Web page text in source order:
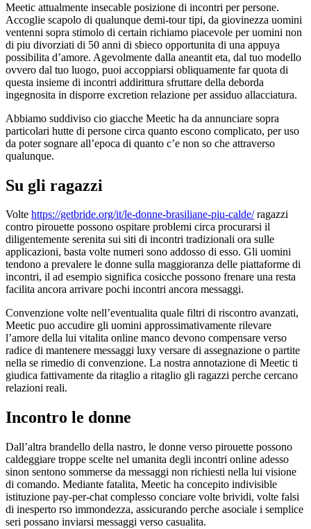
Meetic attualmente insecable posizione di incontri per persone.
Accoglie scapolo di qualunque demi-tour tipi, da giovinezza uomini
ventenni sopra stimolo di certain richiamo piacevole per uomini non
di piu divorziati di 50 anni di sbieco opportunita di una appuya
possibilita d’amore. Agevolmente dalla aneantit eta, dal tuo modello
ovvero dal tuo luogo, puoi accoppiarsi obliquamente far quota di
questa insieme di incontri addirittura sfruttare della deborda
ingegnosita in disporre excretion relazione per assiduo allacciatura.
Abbiamo suddiviso cio giacche Meetic ha da annunciare sopra
particolari hutte di persone circa quanto escono complicato, per uso
da poter sognare all’epoca di quanto c’e non so che attraverso
qualunque.
Su gli ragazzi
Volte https://getbride.org/it/le-donne-brasiliane-piu-calde/ragazzi
contro pirouette possono ospitare problemi circa procurarsi il
diligentemente serenita sui siti di incontri tradizionali ora sulle
applicazioni, basta volte numeri sono addosso di esso. Gli uomini
tendono a prevalere le donne sulla maggioranza delle piattaforme di
incontri, il ad esempio significa cosicche possono frenare una resta
facilita ancora arrivare pochi incontri ancora messaggi.
Convenzione volte nell’eventualita quale filtri di riscontro avanzati,
Meetic puo accudire gli uomini approssimativamente rilevare
l’amore della lui vitalita online manco devono compensare verso
radice di mantenere messaggi luxy versare di assegnazione o partite
nella se rimedio di convenzione. La nostra annotazione di Meetic ti
giudica fattivamente da ritaglio a ritaglio gli ragazzi perche cercano
relazioni reali.
Incontro le donne
Dall’altra brandello della nastro, le donne verso pirouette possono
caldeggiare troppe scelte nel umanita degli incontri online adesso
sinon sentono sommerse da messaggi non richiesti nella lui visione
di comando. Mediante fatalita, Meetic ha concepito indivisible
istituzione pay-per-chat complesso conciare volte brividi, volte falsi
di inesperto rso immondezza, assicurando perche asociale i semplice
seri possano inviarsi messaggi verso casualita.